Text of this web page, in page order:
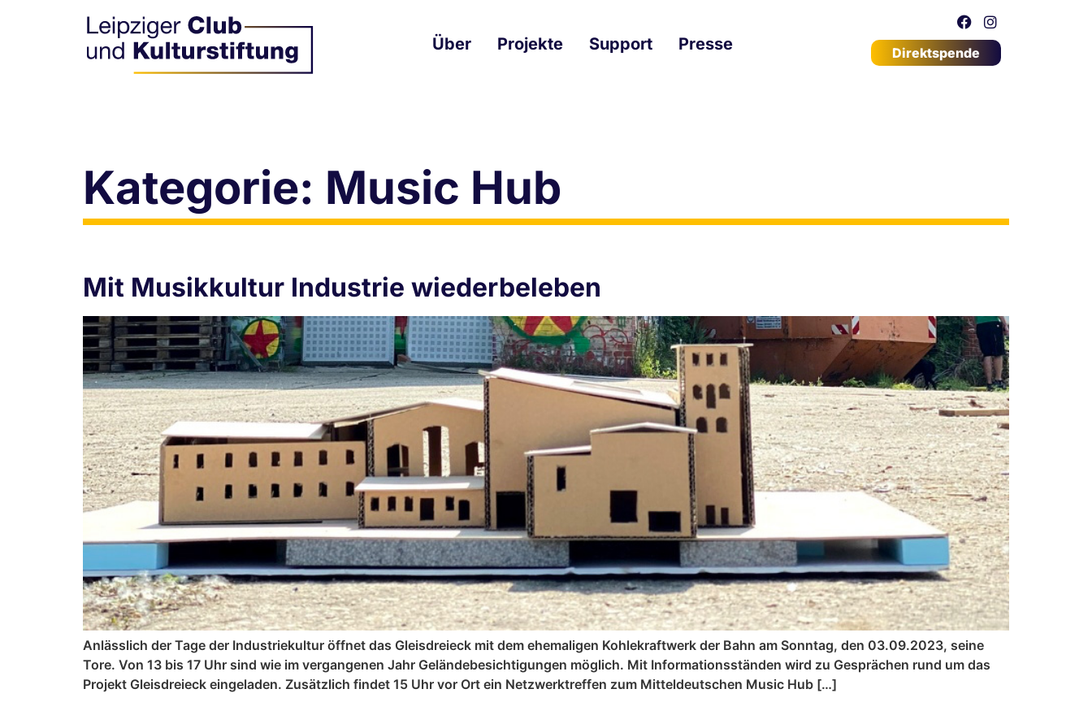
Über Projekte Support Presse Direktspende
Kategorie: Music Hub
Mit Musikkultur Industrie wiederbeleben
Anlässlich der Tage der Industriekultur öffnet das Gleisdreieck mit dem ehemaligen Kohlekraftwerk der Bahn am Sonntag, den 03.09.2023, seine
Tore. Von 13 bis 17 Uhr sind wie im vergangenen Jahr Geländebesichtigungen möglich. Mit Informationsständen wird zu Gesprächen rund um das
Projekt Gleisdreieck eingeladen. Zusätzlich findet 15 Uhr vor Ort ein Netzwerktreffen zum Mitteldeutschen Music Hub […]